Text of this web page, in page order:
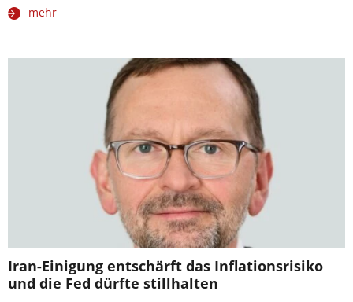
mehr
Iran-Einigung entschärft das Inflationsrisiko
und die Fed dürfte stillhalten